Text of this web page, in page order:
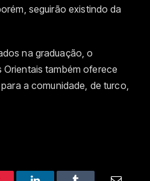
seguirão existindo da
na graduação, o
também oferece
a comunidade, de turco,